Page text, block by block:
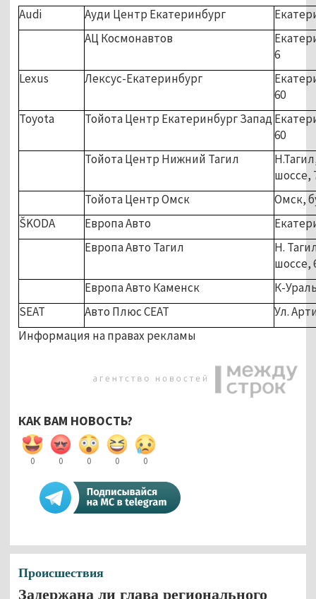
Audi Ауди Центр Екатеринбург
АЦ Космонавтов
6
Lexus
Лексус-Екатеринбург
60
Toyota
Тойота Центр Екатеринбург Запад
60
Тойота Центр Нижний Тагил
шоссе,
Тойота Центр Омск
Омск,
ŠKODA
Европа Авто
Европа Авто Тагил
Н.
шоссе,
Европа Авто Каменск
К-
SEAT
Авто Плюс СЕАТ
Ул.
Информация на правах рекламы
КАК ВАМ НОВОСТЬ?
0 0 0 0 0
Происшествия
Задержана ли глава регионального